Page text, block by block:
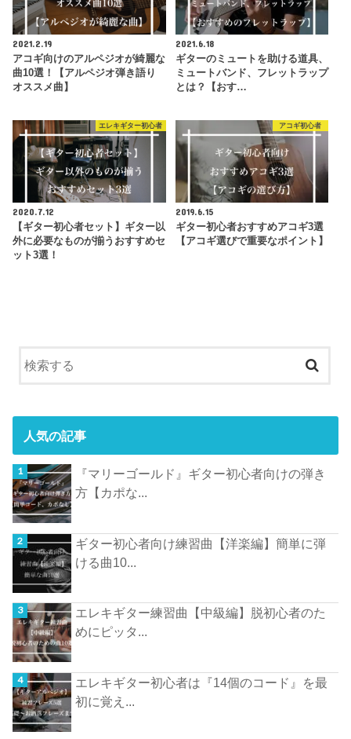
2021.2.19
アコギ向けのアルペジオが綺麗な
曲10選！【アルペジオ弾き語り
オススメ曲】
2021.6.18
ギターのミュートを助ける道具、
ミュートバンド、フレットラップ
とは？【おす…
エレキギター初心者
2020.7.12
【ギター初心者セット】ギター以
外に必要なものが揃うおすすめセ
ット3選！
アコギ初心者
2019.6.15
ギター初心者おすすめアコギ3選
【アコギ選びで重要なポイント】
人気の記事
『マリーゴールド』ギター初心者向けの弾き
方【カポな...
ギター初心者向け練習曲【洋楽編】簡単に弾
ける曲10...
エレキギター練習曲【中級編】脱初心者のた
めにピッタ...
エレキギター初心者は『14個のコード』を最
初に覚え...